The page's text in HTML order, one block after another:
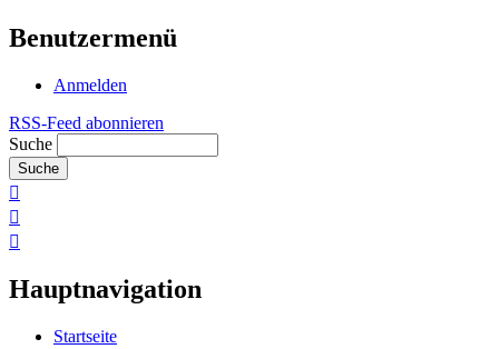
Benutzermenü
Anmelden
RSS-Feed abonnieren
Suche
Hauptnavigation
Startseite